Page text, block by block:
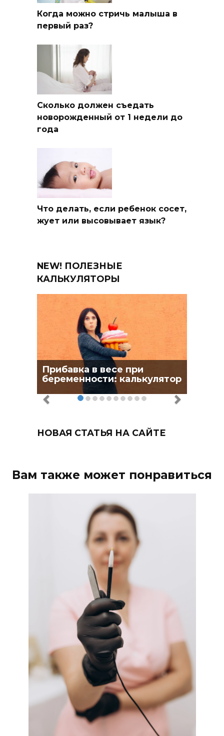
Когда можно стричь малыша в
первый раз?
Сколько должен съедать
новорожденный от 1 недели до
года
Что делать, если ребенок сосет,
жует или высовывает язык?
NEW! ПОЛЕЗНЫЕ
КАЛЬКУЛЯТОРЫ
Прибавка в весе при
беременности: калькулятор
НОВАЯ СТАТЬЯ НА САЙТЕ
Вам также может понравиться